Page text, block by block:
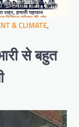
& CLIMATE,
से बहुत